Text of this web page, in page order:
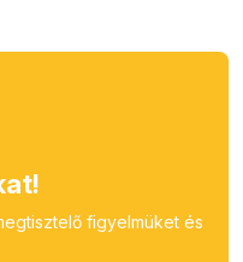
figyelmüket és